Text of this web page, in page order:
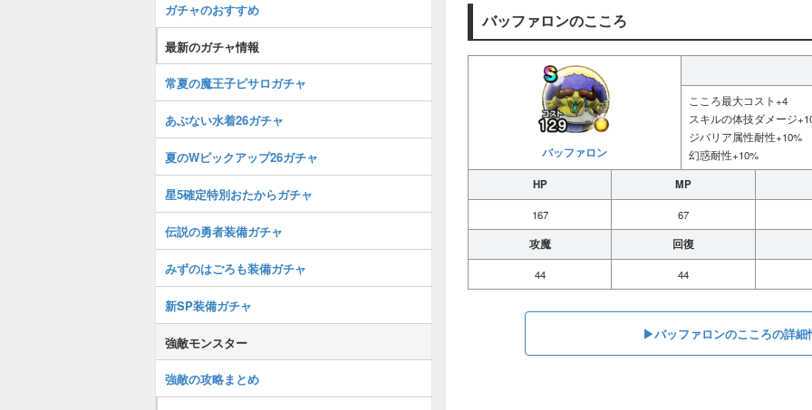
バッファロンのこころ
バッファロン
こころ最大コスト+4
スキルの体技ダメージ
ジバリア属性耐性+10%
幻惑耐性+10%
HP MP
167 67
攻魔 回復
44 44
▶︎バッファロンのこころの詳細
ガチャのおすすめ
最新のガチャ情報
常夏の魔王子ピサロガチャ
あぶない水着26ガチャ
夏のWピックアップ26ガチャ
星5確定特別おたからガチャ
伝説の勇者装備ガチャ
みずのはごろも装備ガチャ
新SP装備ガチャ
強敵モンスター
強敵の攻略まとめ